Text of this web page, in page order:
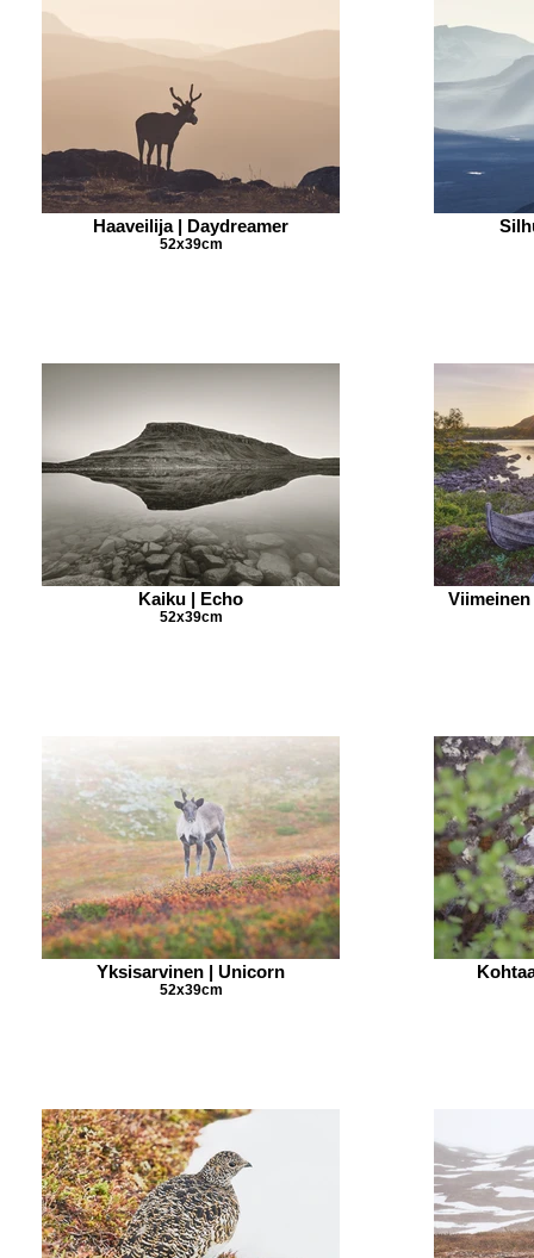
Haaveilija | Daydreamer
52x39cm
Kaiku | Echo
52x39cm
Yksisarvinen | Unicorn
52x39cm